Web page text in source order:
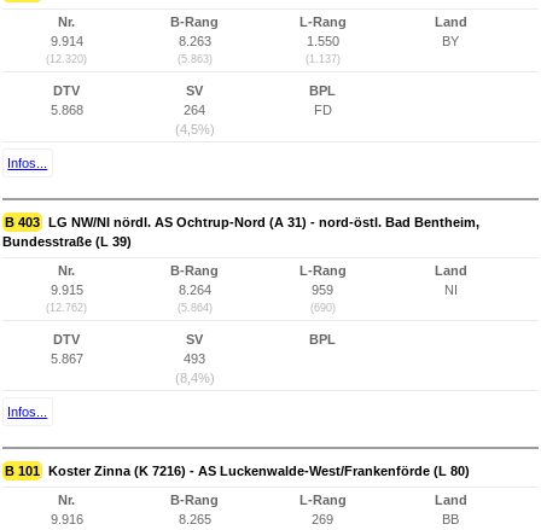
Nr.
9.914
(12.320)
B-Rang
8.263
(5.863)
L-Rang
1.550
(1.137)
Land
BY
DTV
5.868
SV
264
(4,5%)
BPL
FD
Infos...
B 403 LG NW/NI nördl. AS Ochtrup-Nord (A 31) - nord-östl. Bad Bentheim,
Bundesstraße (L 39)
Nr.
9.915
(12.762)
B-Rang
8.264
(5.864)
L-Rang
959
(690)
Land
NI
DTV
5.867
SV
493
(8,4%)
BPL
Infos...
B 101 Koster Zinna (K 7216) - AS Luckenwalde-West/Frankenförde (L 80)
Nr.
9.916
B-Rang
8.265
L-Rang
269
Land
BB